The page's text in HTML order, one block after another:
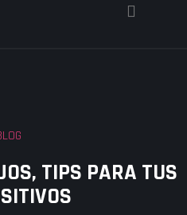
TIPS PARA TUS